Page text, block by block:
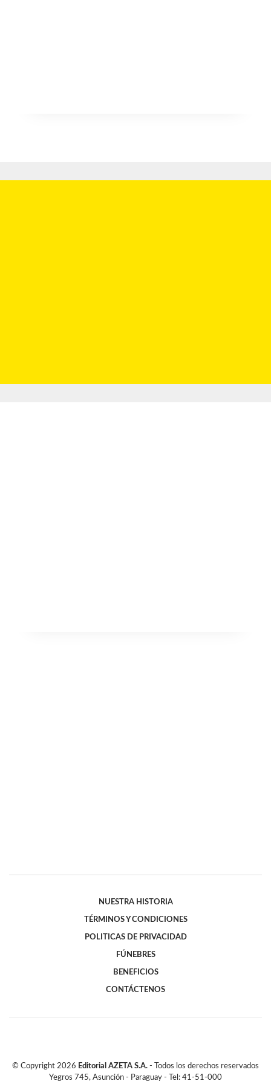
NUESTRA HISTORIA
TÉRMINOS Y CONDICIONES
POLITICAS DE PRIVACIDAD
FÚNEBRES
BENEFICIOS
CONTÁCTENOS
© Copyright 2026 Editorial AZETA S.A. - Todos los derechos reservados
Yegros 745, Asunción - Paraguay - Tel: 41-51-000